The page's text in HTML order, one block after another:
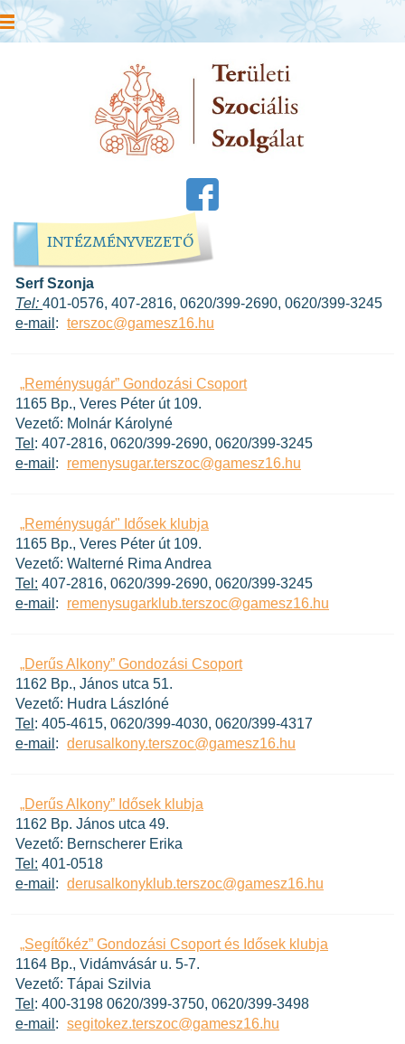
INTÉZMÉNYVEZETŐ
Serf Szonja
Tel: 401-0576, 407-2816, 0620/399-2690, 0620/399-3245
e-mail : terszoc@gamesz16.hu
„Reménysugár” Gondozási Csoport
1165 Bp., Veres Péter út 109.
Vezető: Molnár Károlyné
Tel : 407-2816, 0620/399-2690, 0620/399-3245
e-mail : remenysugar.terszoc@gamesz16.hu
„Reménysugár" Idősek klubja
1165 Bp., Veres Péter út 109.
Vezető: Walterné Rima Andrea
Tel: 407-2816, 0620/399-2690, 0620/399-3245
e-mail : remenysugarklub.terszoc@gamesz16.hu
„Derűs Alkony” Gondozási Csoport
1162 Bp., János utca 51.
Vezető: Hudra Lászlóné
Tel : 405-4615, 0620/399-4030, 0620/399-4317
e-mail : derusalkony.terszoc@gamesz16.hu
„Derűs Alkony” Idősek klubja
1162 Bp. János utca 49.
Vezető: Bernscherer Erika
Tel: 401-0518
e-mail : derusalkonyklub.terszoc@gamesz16.hu
„Segítőkéz” Gondozási Csoport és Idősek klubja
1164 Bp., Vidámvásár u. 5-7.
Vezető: Tápai Szilvia
Tel : 400-3198 0620/399-3750, 0620/399-3498
e-mail : segitokez.terszoc@gamesz16.hu